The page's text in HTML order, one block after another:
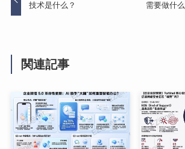
技术是什么？
需要做什么
関連記事